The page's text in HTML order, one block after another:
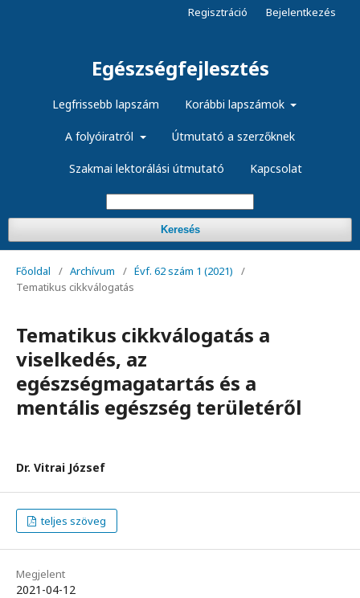
Egészségfejlesztés
Legfrissebb lapszám Korábbi lapszámok
A folyóiratról Útmutató a szerzőknek
Szakmai lektorálási útmutató Kapcsolat
Keresés
Regisztráció Bejelentkezés
Főoldal / Archívum / Évf. 62 szám 1 (2021)
/
Tematikus cikkválogatás
Tematikus cikkválogatás a
viselkedés, az
egészségmagatartás és a
mentális egészség területéről
Dr. Vitrai József
teljes szöveg
Megjelent
2021-04-12